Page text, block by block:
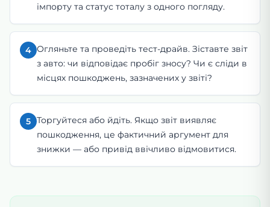
імпорту та статус тоталу з одного погляду.
4 Огляньте та проведіть тест-драйв. Зіставте звіт
з авто: чи відповідає пробіг зносу? Чи є сліди в
місцях пошкоджень, зазначених у звіті?
5 Торгуйтеся або йдіть. Якщо звіт виявляє
пошкодження, це фактичний аргумент для
знижки — або привід ввічливо відмовитися.